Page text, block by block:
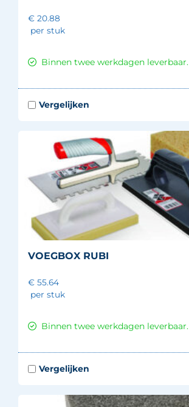
€ 20.88
per stuk
Binnen twee werkdagen leverbaar.
VOEGBOX RUBI
€ 55.64
per stuk
Binnen twee werkdagen leverbaar.